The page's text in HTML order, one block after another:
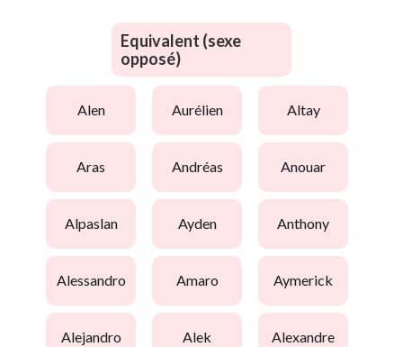
Equivalent (sexe
opposé)
alen aurélien altay
aras andréas anouar
alpaslan ayden anthony
alessandro amaro aymerick
alejandro alek alexandre